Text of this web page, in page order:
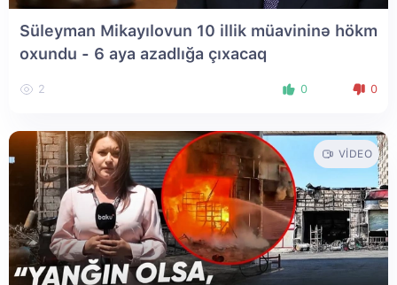
Süleyman Mikayılovun 10 illik müavininə hökm
oxundu - 6 aya azadlığa çıxacaq
2 0 0
VIDEO